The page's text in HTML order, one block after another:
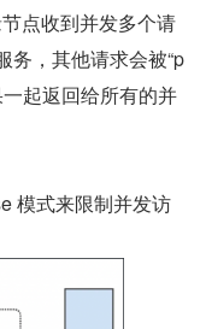
点收到并发多个请
务，其他请求会被“p
起返回给所有的并
模式来限制并发访